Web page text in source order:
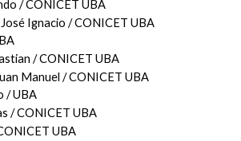
/ CONICET UBA
Ignacio /CONICET UBA
/ CONICET UBA
Manuel / CONICET UBA
/ UBA
/ CONICET UBA
UBA